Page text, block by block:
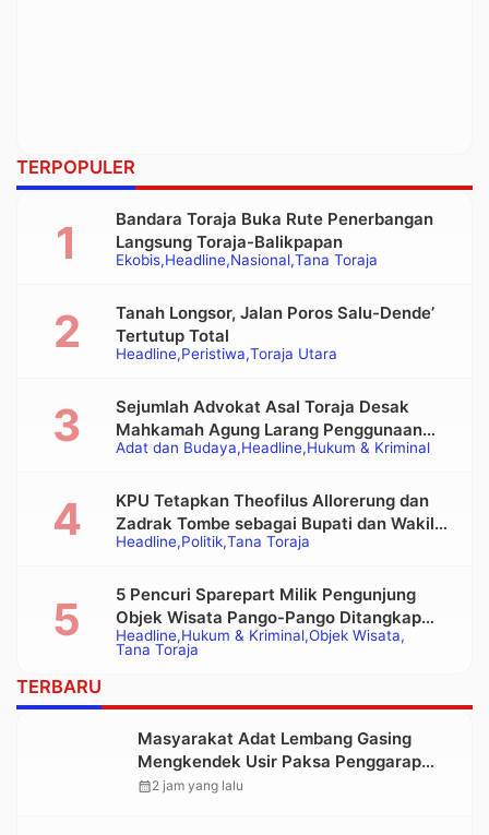
TERPOPULER
Ekobis Headline Nasional Tana Toraja
Bandara Toraja Buka Rute Penerbangan
Langsung Toraja-Balikpapan
Headline Peristiwa Toraja Utara
Tanah Longsor, Jalan Poros Salu-Dende’
Tertutup Total
Adat dan Budaya Headline Hukum & Kriminal
Sejumlah Advokat Asal Toraja Desak
Mahkamah Agung Larang Penggunaan
Alat Berat pada Eksekusi Rumah Adat
Headline Politik Tana Toraja
KPU Tetapkan Theofilus Allorerung dan
Zadrak Tombe sebagai Bupati dan Wakil
Bupati Tana Toraja Terpilih
Headline Hukum & Kriminal Objek Wisata
Tana Toraja
5 Pencuri Sparepart Milik Pengunjung
Objek Wisata Pango-Pango Ditangkap
Polisi
TERBARU
Masyarakat Adat Lembang Gasing
Mengkendek Usir Paksa Penggarap
yang Rusak Kawasan Hutan
calendar_month2 jam yang lalu